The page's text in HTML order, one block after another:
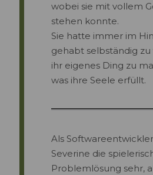
wobei sie mit vollem
stehen konnte.
Sie hatte immer im
gehabt selbständig
ihr eigenes Ding zu
was ihre Seele erfüllt.
Als
Severine die
Problemlösung sehr,